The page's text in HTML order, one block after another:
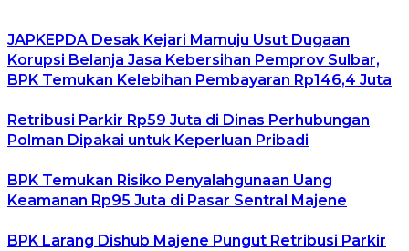
JAPKEPDA Desak Kejari Mamuju Usut Dugaan
Korupsi Belanja Jasa Kebersihan Pemprov Sulbar,
BPK Temukan Kelebihan Pembayaran Rp146,4 Juta
Retribusi Parkir Rp59 Juta di Dinas Perhubungan
Polman Dipakai untuk Keperluan Pribadi
BPK Temukan Risiko Penyalahgunaan Uang
Keamanan Rp95 Juta di Pasar Sentral Majene
BPK Larang Dishub Majene Pungut Retribusi Parkir